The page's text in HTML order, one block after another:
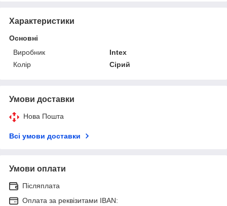
Характеристики
Основні
Виробник
Intex
Колір
Сірий
Умови доставки
Нова Пошта
Всі умови доставки
Умови оплати
Післяплата
Оплата за реквізитами IBAN: